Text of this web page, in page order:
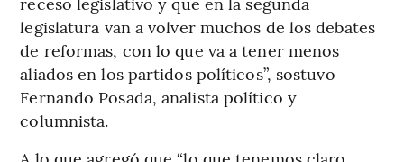
legislatura van a volver muchos de los debates
de reformas, con lo que va a tener menos
aliados en los partidos políticos”, sostuvo
Fernando Posada, analista político y
columnista.